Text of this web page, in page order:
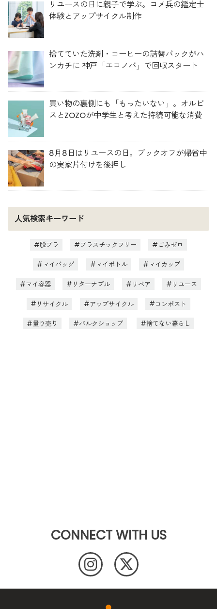
リユースの日に親子で学ぶ。コメ兵の鑑定士
体験とアップサイクル制作
捨てていた洗剤・コーヒーの詰替パックがハ
ンカチに 神戸「エコノバ」で回収スタート
買い物の裏側にも「もったいない」。オルビ
スとZOZOが中学生と考えた持続可能な消費
8月8日はリユースの日。ブックオフが帰省中
の実家片付けを後押し
人気検索キーワード
脱プラ プラスチックフリー ごみゼロ
マイバッグ マイボトル マイカップ
マイ容器 リターナブル リペア リユース
リサイクル アップサイクル コンポスト
量り売り バルクショップ 捨てない暮らし
CONNECT WITH US